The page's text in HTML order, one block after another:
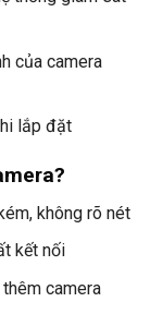
của camera
lắp đặt
không rõ nét
kết nối
camera